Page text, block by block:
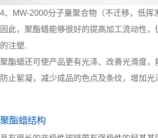
4、MW-2000分子量聚合物（不迁移，低挥
因此， 聚酯蜡能够很好的提高加工流动性
的注塑.
聚酯蜡还可使产品更有光泽、改善光滑度，
防止絮凝，减少成品的色点及条纹，增加光
聚酯蜡结构